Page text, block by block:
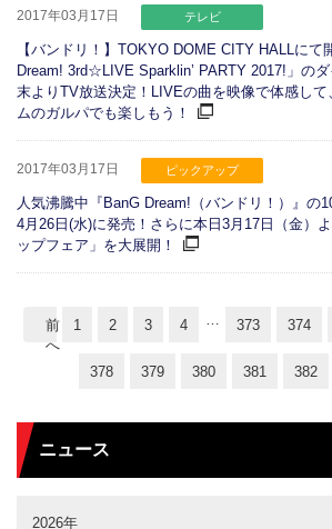
2017年03月17日 テレビ
【バンドリ！】TOKYO DOME CITY HALLにて
Dream! 3rd☆LIVE Sparklin’ PARTY 2017!」の
末よりTV放送決定！LIVEの曲を映像で体感し
ムのガルパでも楽しもう！
2017年03月17日 ピックアップ
人気沸騰中『BanG Dream!（バンドリ！）』の
4月26日(水)に発売！さらに本日3月17日（金）
ップフェア」を大展開！
前
へ
1 2 3 4 … 373 374
378 379 380 381 382
ニュース
2026年